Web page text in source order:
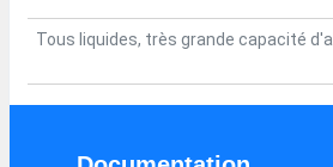
Tous liquides, très grande capacité